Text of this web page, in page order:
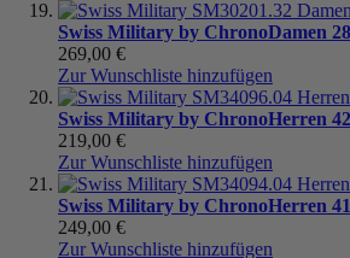
Swiss Military by ChronoDamen
269,00 €
Zur Wunschliste hinzufügen
Swiss Military by ChronoHerren
219,00 €
Zur Wunschliste hinzufügen
Swiss Military by ChronoHerren
249,00 €
Zur Wunschliste hinzufügen